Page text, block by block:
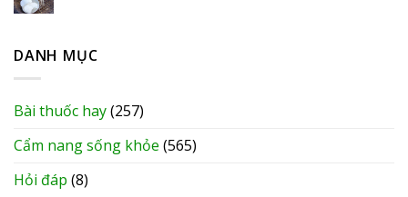
DANH MỤC
Bài thuốc hay(257)
Cẩm nang sống khỏe (565)
Hỏi đáp (8)